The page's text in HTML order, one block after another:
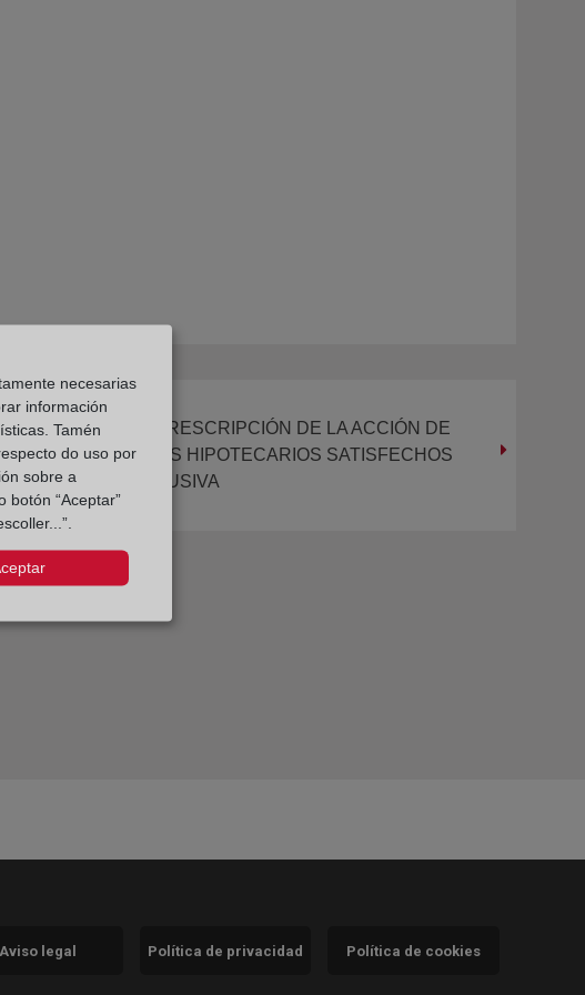
A QUO DE LA PRESCRIPCIÓN DE LA ACCIÓN DE
DE LOS GASTOS HIPOTECARIOS SATISFECHOS
DE CLÁUSULA ABUSIVA
nueva)
Aviso legal Política de privacidad Política de cookies
necesarias
información
Tamén
do uso por
sobre a
botón “Aceptar”